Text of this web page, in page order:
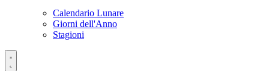
Calendario Lunare
Giorni dell'Anno
Stagioni